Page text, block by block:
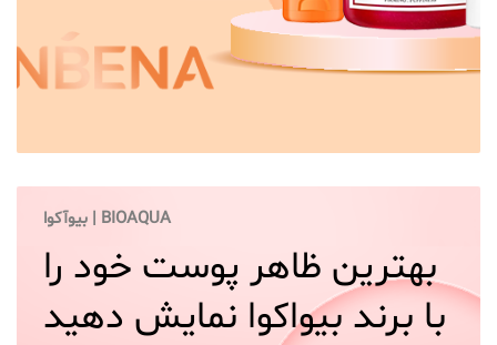
بیوآکوا | BIOAQUA
بهترين ظاهر پوست خود را
با برند بيواكوا نمایش دهید